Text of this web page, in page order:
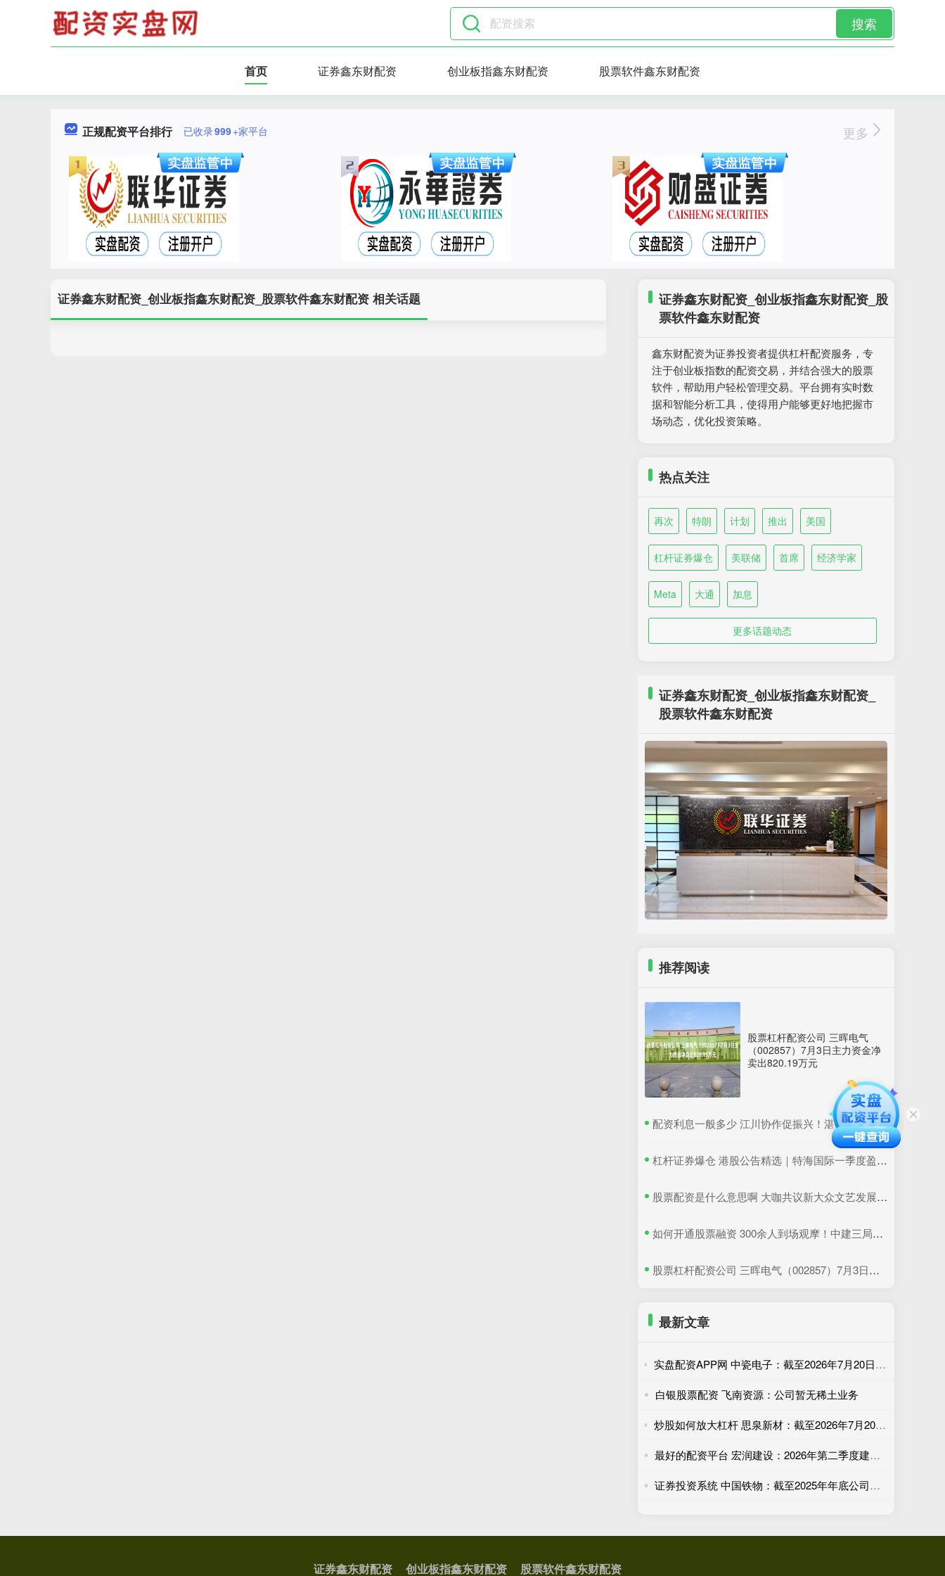
搜索
首页 证券鑫东财配资 创业板指鑫东财配资 股票软件鑫东财配资
正规配资平台排行 已收录999+家平台 更多
证券鑫东财配资_创业板指鑫东财配资_股票软件鑫东财配资 相关话题
证券鑫东财配资_创业板指鑫东财配资_股
票软件鑫东财配资
鑫东财配资为证券投资者提供杠杆配资服务，专
注于创业板指数的配资交易，并结合强大的股票
软件，帮助用户轻松管理交易。平台拥有实时数
据和智能分析工具，使得用户能够更好地把握市
场动态，优化投资策略。
热点关注
再次 特朗 计划 推出 美国
杠杆证券爆仓 美联储 首席 经济学家
Meta 大通 加息
更多话题动态
证券鑫东财配资_创业板指鑫东财配资_
股票软件鑫东财配资
推荐阅读
股票杠杆配资公司 三晖电气
（002857）7月3日主力资金净
卖出820.19万元
​配资利息一般多少 江川协作促振兴！湛江国联水产“粤桂协作帮扶车间”在吴川揭牌
​杠杆证券爆仓 港股公告精选｜特海国际一季度盈利同比降超6成 三一国际首季营收超66亿元
​股票配资是什么意思啊 大咖共议新大众文艺发展：如何更好地与时代同频共振
​如何开通股票融资 300余人到场观摩！中建三局这个项目为安全生产示范
​股票杠杆配资公司 三晖电气（002857）7月3日主力资金净卖出820.19万元
最新文章
实盘配资APP网 中瓷电子：截至2026年7月20日收盘公司股东总户数为42094户（已合并）
白银股票配资 飞南资源：公司暂无稀土业务
炒股如何放大杠杆 思泉新材：截至2026年7月20日公司股东户数为22037户
最好的配资平台 宏润建设：2026年第二季度建筑业经营情况简报
证券投资系统 中国铁物：截至2025年年底公司自有运输车辆近400台
证券鑫东财配资 创业板指鑫东财配资 股票软件鑫东财配资